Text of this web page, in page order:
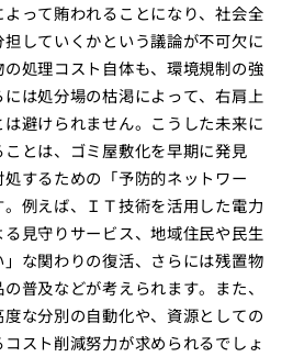
って賄われることになり、社会全
していくかという議論が不可欠に
処理コスト自体も、環境規制の強
は処分場の枯渇によって、右肩上
避けられません。こうした未来に
とは、ゴミ屋敷化を早期に発見
するための「予防的ネットワー
例えば、ＩＴ技術を活用した電力
見守りサービス、地域住民や民生
な関わりの復活、さらには残置物
普及などが考えられます。また、
な分別の自動化や、資源としての
スト削減努力が求められるでしょ